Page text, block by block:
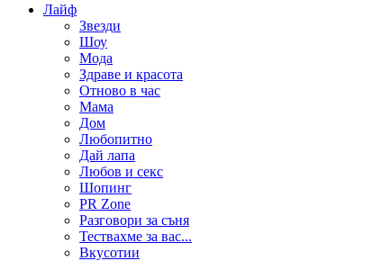
Лайф
Звезди
Шоу
Мода
Здраве и красота
Отново в час
Мама
Дом
Любопитно
Дай лапа
Любов и секс
Шопинг
PR Zone
Разговори за съня
Тествахме за вас...
Вкусотии